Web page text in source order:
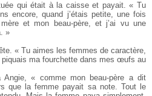
qui était à la caisse et payait. « Tu
encore, quand j’étais petite, une fois
et mon beau-père, et j’ai vu une
»
« Tu aimes les femmes de caractère,
ma fourchette dans mes œufs au
« comme mon beau-père a dit
que la femme payait sa note. Tout le